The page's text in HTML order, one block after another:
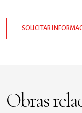
SOLICITAR
Obras